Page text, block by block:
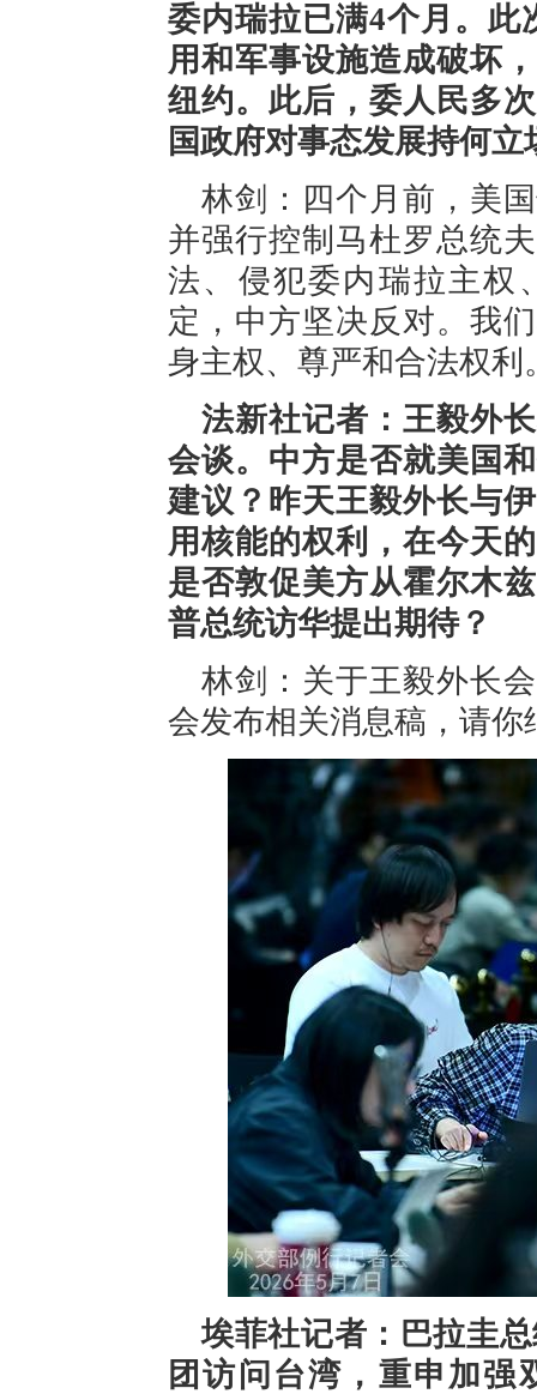
委内瑞拉已满4个月。此
用和军事设施造成破坏
纽约。此后，委人民多
国政府对事态发展持何立
林剑：四个月前，美
并强行控制马杜罗总统
法、侵犯委内瑞拉主权
定，中方坚决反对。我
身主权、尊严和合法权利
法新社记者：王毅外
会谈。中方是否就美国
建议？昨天王毅外长与
用核能的权利，在今天
是否敦促美方从霍尔木
普总统访华提出期待？
林剑：关于王毅外长
会发布相关消息稿，请你
埃菲社记者：巴拉圭
团访问台湾，重申加强